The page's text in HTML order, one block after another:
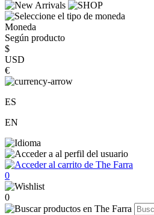
Moneda
Según producto
$
USD
€
ES
EN
0
0